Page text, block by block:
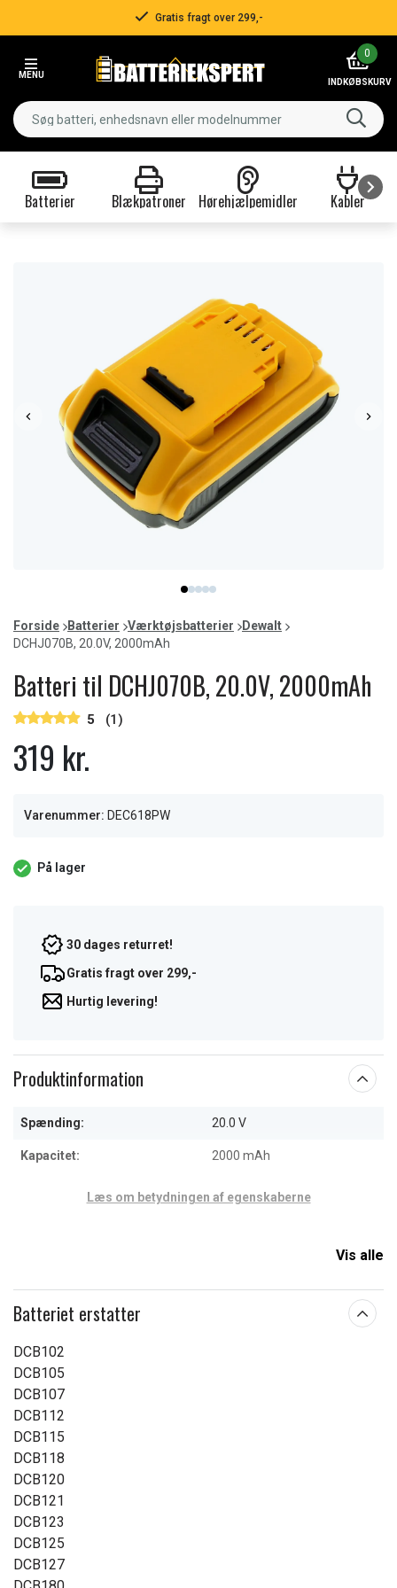
Gratis fragt over 299,-
MENU
0
INDKØBSKURV
Batterier Blækpatroner Hørehjælpemidler Kabler
item
0
item
1
item
2
item
3
item
4
of
5
Forside Batterier Værktøjsbatterier
Dewalt
DCHJ070B, 20.0V, 2000mAh
Batteri til DCHJ070B, 20.0V, 2000mAh
5 (1)
319 kr.
Varenummer: DEC618PW
På lager
30 dages returret!
Gratis fragt over 299,-
Hurtig levering!
Produktinformation
Spænding: 20.0 V
Kapacitet: 2000 mAh
Læs om betydningen af egenskaberne
Vis alle
Batteriet erstatter
DCB102
DCB105
DCB107
DCB112
DCB115
DCB118
DCB120
DCB121
DCB123
DCB125
DCB127